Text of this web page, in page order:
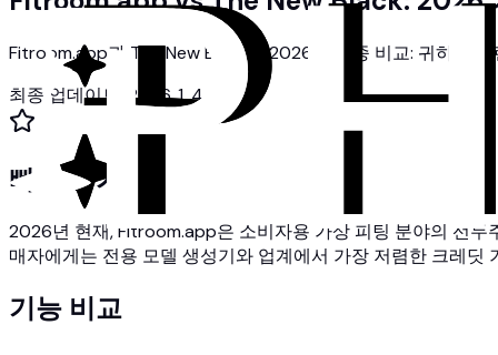
Fitroom.app과 The New Black의 2026년 최종 비교: 귀하의
최종 업데이트
2026. 1. 4.
빠른 평가
2026년 현재, Fitroom.app은 소비자용 가상 피팅 분야의 선두
매자에게는 전용 모델 생성기와 업계에서 가장 저렴한 크레
기능 비교